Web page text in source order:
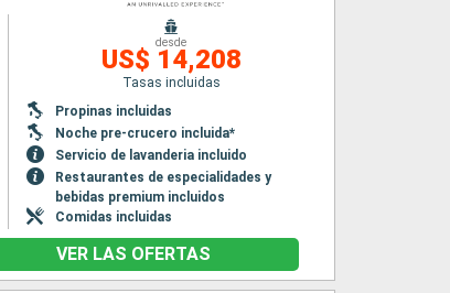
desde
US$ 14,208
Tasas incluidas
Propinas incluidas
Noche pre-crucero incluida*
Servicio de lavanderia incluido
Restaurantes de especialidades y
bebidas premium incluidos
Comidas incluidas
VER LAS OFERTAS